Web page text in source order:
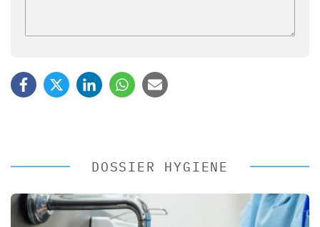
DOSSIER HYGIENE